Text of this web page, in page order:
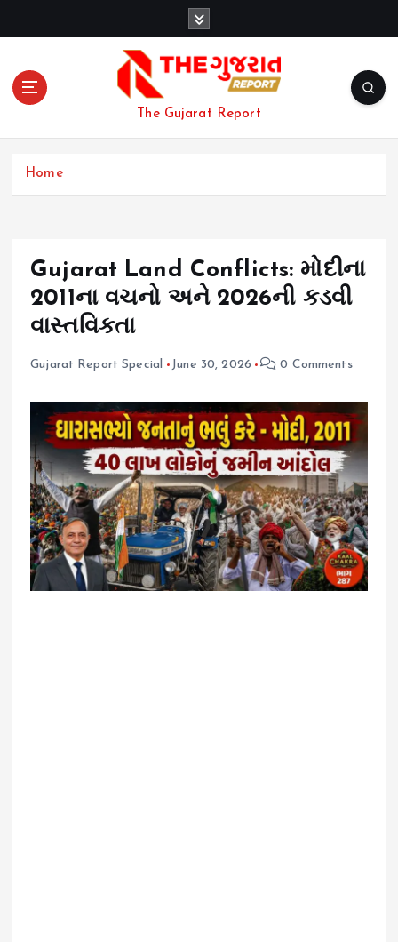
The Gujarat Report
Home
Gujarat Land Conflicts: મોદીના
2011ના વચનો અને 2026ની કડવી
વાસ્તવિકતા
Gujarat Report Special June 30, 2026 0 Comments